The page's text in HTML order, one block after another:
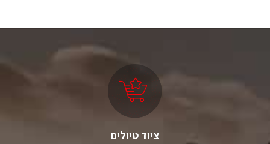
ציוד טיולים